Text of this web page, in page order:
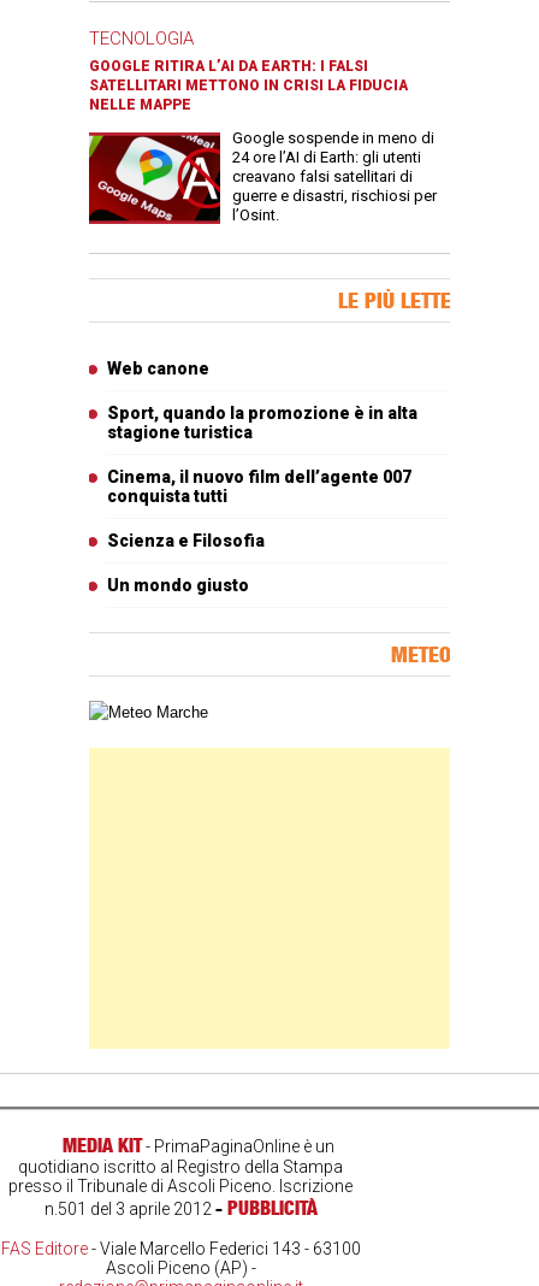
TECNOLOGIA
GOOGLE RITIRA L’AI DA EARTH: I FALSI
SATELLITARI METTONO IN CRISI LA FIDUCIA
NELLE MAPPE
Google sospende in meno di
24 ore l’AI di Earth: gli utenti
creavano falsi satellitari di
guerre e disastri, rischiosi per
l’Osint.
LE PIÙ LETTE
Web canone
Sport, quando la promozione è in alta
stagione turistica
Cinema, il nuovo film dell’agente 007
conquista tutti
Scienza e Filosofia
Un mondo giusto
METEO
Carta meteorologica delle Marche
MEDIA KIT- PrimaPaginaOnline è un
quotidiano iscritto al Registro della Stampa
presso il Tribunale di Ascoli Piceno. Iscrizione
n.501 del 3 aprile 2012- PUBBLICITÀ
FAS Editore- Viale Marcello Federici 143 - 63100
Ascoli Piceno (AP) -